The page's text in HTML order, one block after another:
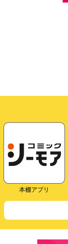
本棚アプリ